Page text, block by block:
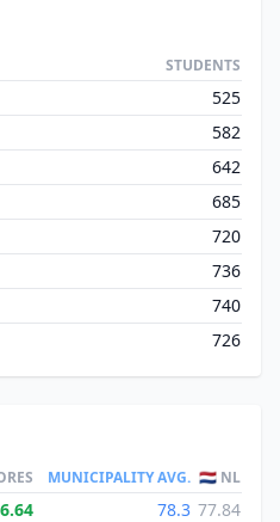
STUDENTS
525
582
642
685
720
736
740
726
MUNICIPALITY AVG. 🇳🇱 NL
78.3 77.84